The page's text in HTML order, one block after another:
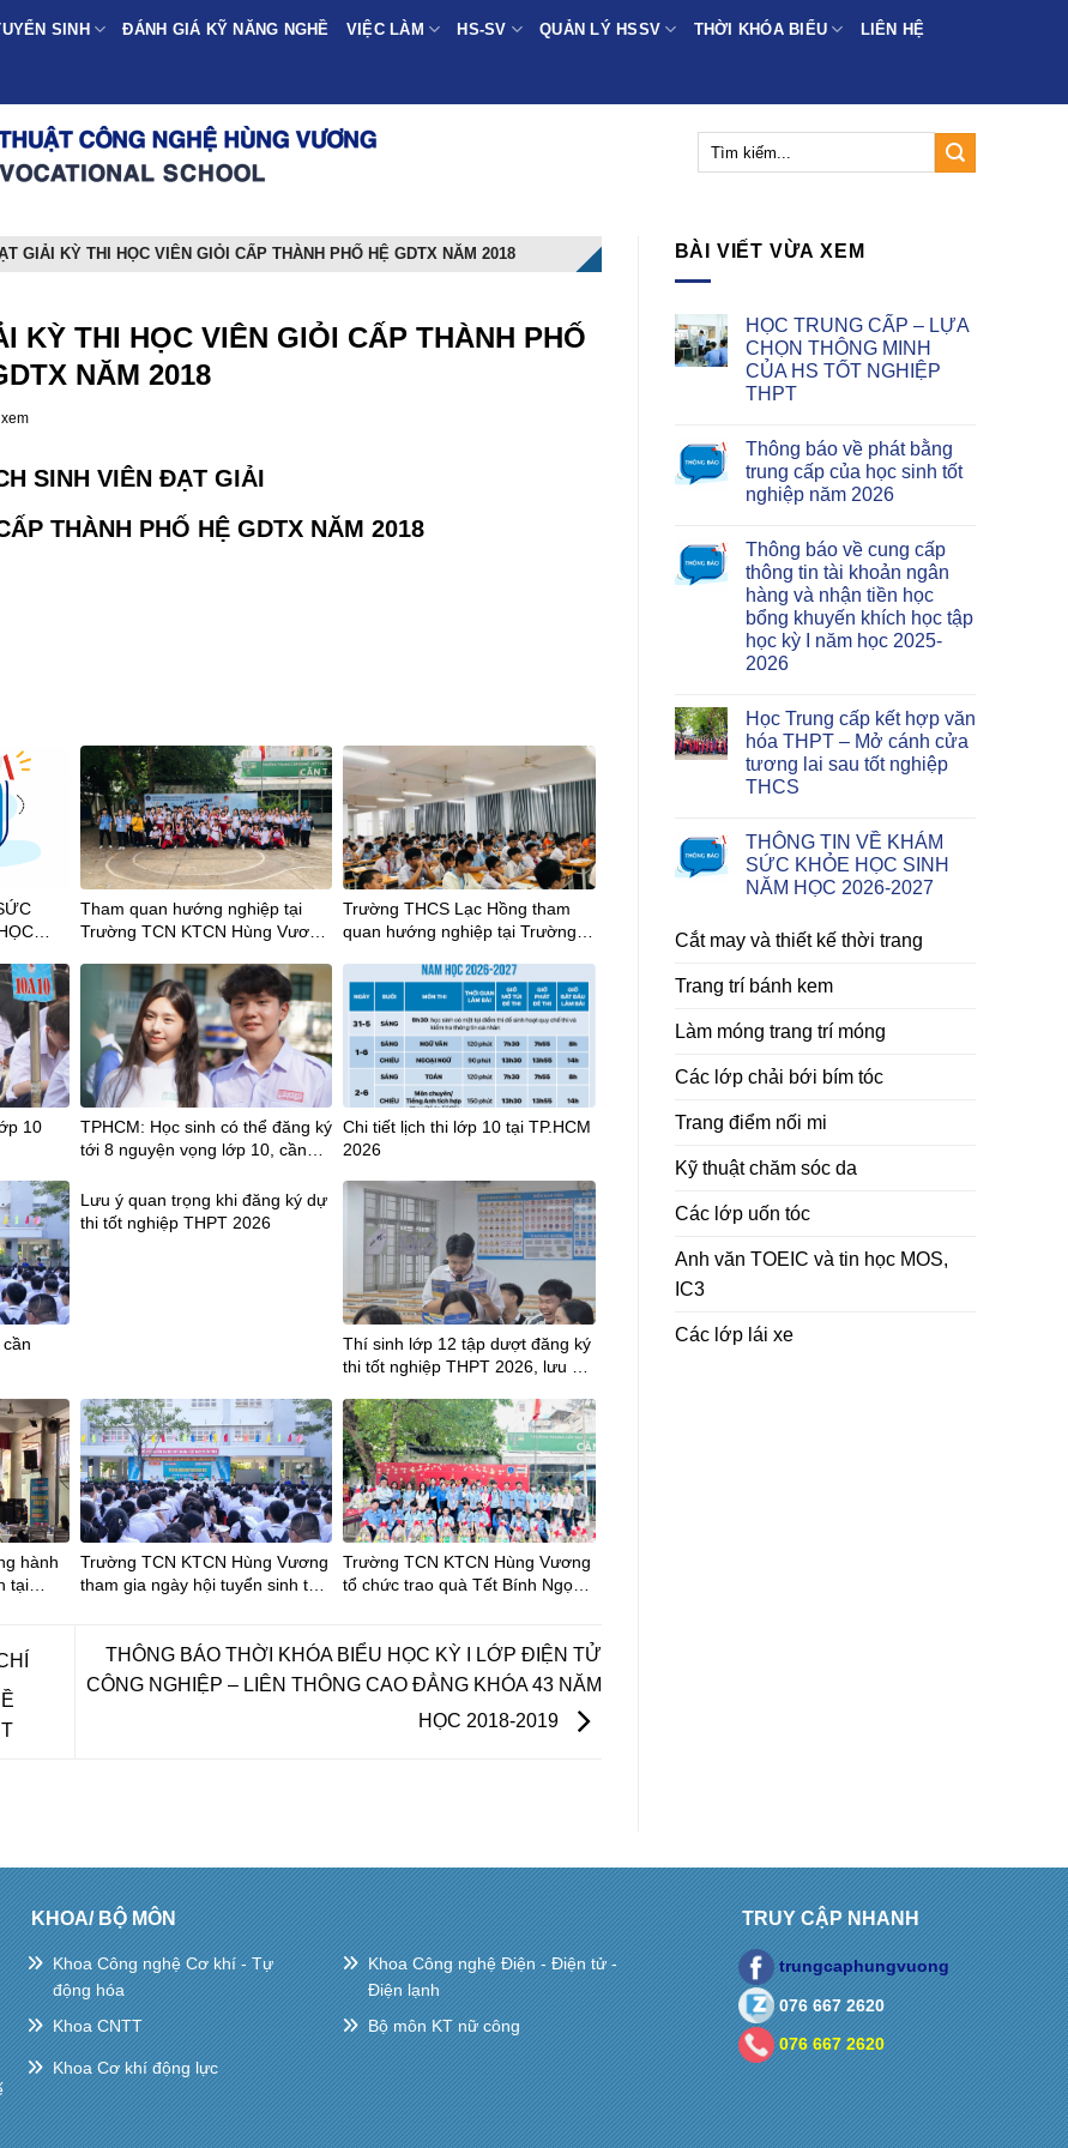
SINH ĐÁNH GIÁ KỸ NĂNG NGHỀ VIỆC LÀM HS-SV QUẢN LÝ HSSV THỜI KHÓA BIỂU LIÊN HỆ
GIẢI KỲ THI HỌC VIÊN GIỎI CẤP THÀNH PHỐ HỆ GDTX NĂM 2018
KỲ THI HỌC VIÊN GIỎI CẤP THÀNH PHỐ
NĂM 2018
SINH VIÊN ĐẠT GIẢI
THÀNH PHỐ HỆ GDTX NĂM 2018
Tham quan hướng nghiệp tại
Trường TCN KTCN Hùng Vương
Chu Văn An và THCS Hậu Giang
Trường THCS Lạc Hồng tham
quan hướng nghiệp tại Trường
ghệ Hùng Vương
10
TPHCM: Học sinh có thể đăng ký
tới 8 nguyện vọng lớp 10, cần
Chi tiết lịch thi lớp 10 tại TP.HCM
2026
Lưu ý quan trọng khi đăng ký dự
thi tốt nghiệp THPT 2026
Thí sinh lớp 12 tập dượt đăng ký
thi tốt nghiệp THPT 2026, lưu ý
hành
tại
Trường TCN KTCN Hùng Vương
tham gia ngày hội tuyển sinh tại
Trường TCN KTCN Hùng Vương
tổ chức trao quà Tết Bính Ngọ
THÔNG BÁO THỜI KHÓA BIỂU HỌC KỲ I LỚP ĐIỆN TỬ
CÔNG NGHIỆP – LIÊN THÔNG CAO ĐẲNG KHÓA 43 NĂM
HỌC 2018-2019
BÀI VIẾT VỪA XEM
HỌC TRUNG CẤP – LỰA
CHỌN THÔNG MINH
CỦA HS TỐT NGHIỆP
THPT
Thông báo về phát bằng
trung cấp của học sinh tốt
nghiệp năm 2026
Thông báo về cung cấp
thông tin tài khoản ngân
hàng và nhận tiền học
bổng khuyến khích học tập
học kỳ I năm học 2025-
2026
Học Trung cấp kết hợp văn
hóa THPT – Mở cánh cửa
tương lai sau tốt nghiệp
THCS
THÔNG TIN VỀ KHÁM
SỨC KHỎE HỌC SINH
NĂM HỌC 2026-2027
Cắt may và thiết kế thời trang
Trang trí bánh kem
Làm móng trang trí móng
Các lớp chải bới bím tóc
Trang điểm nối mi
Kỹ thuật chăm sóc da
Các lớp uốn tóc
Anh văn TOEIC và tin học MOS,
IC3
Các lớp lái xe
KHOA/ BỘ MÔN
Khoa Công nghệ Cơ khí - Tự
động hóa
Khoa CNTT
Khoa Cơ khí động lực
Khoa Công nghệ Điện - Điện tử -
Điện lạnh
Bộ môn KT nữ công
TRUY CẬP NHANH
trungcaphungvuong
076 667 2620
076 667 2620